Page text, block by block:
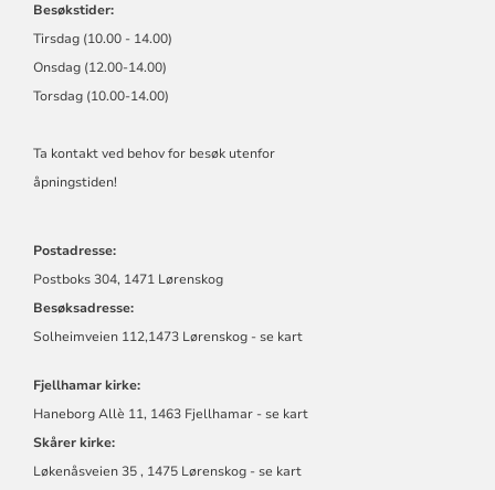
Besøkstider:
Tirsdag (10.00 - 14.00)
Onsdag (12.00-14.00)
Torsdag (10.00-14.00)
Ta kontakt ved behov for besøk utenfor
åpningstiden!
Postadresse:
Postboks 304, 1471 Lørenskog
Besøksadresse:
Solheimveien 112,1473 Lørenskog - se kart
Fjellhamar kirke:
Haneborg Allè 11, 1463 Fjellhamar - se kart
Skårer kirke:
Løkenåsveien 35 , 1475 Lørenskog - se kart